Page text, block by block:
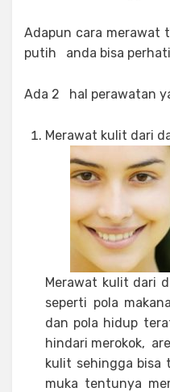
Adapun cara merawat
putih anda bisa
Ada 2 hal perawatan
Merawat kulit dari
Merawat kulit dari
seperti pola
dan pola hidup
hindari merokok,
kulit sehingga bisa
muka tentunya